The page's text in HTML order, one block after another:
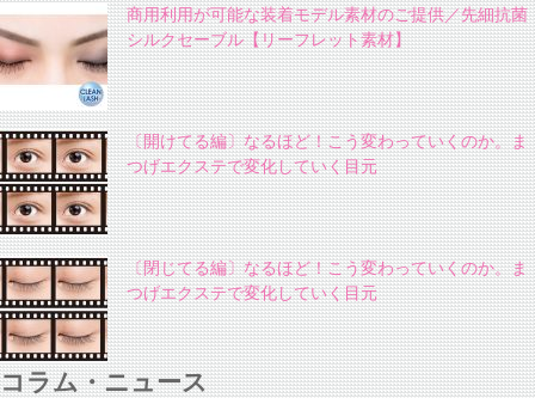
商用利用が可能な装着モデル素材のご提供／先細抗菌
シルクセーブル【リーフレット素材】
〔開けてる編〕なるほど！こう変わっていくのか。ま
つげエクステで変化していく目元
〔閉じてる編〕なるほど！こう変わっていくのか。ま
つげエクステで変化していく目元
コラム・ニュース